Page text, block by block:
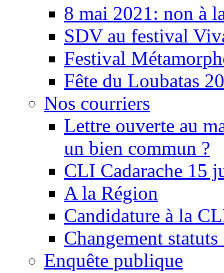
8 mai 2021: non à
SDV au festival
Festival
Fête du Loubatas
Nos courriers
Lettre ouverte au
un bien commun ?
CLI Cadarache 15
A la Région
Candidature à la
Changement
Enquête publique